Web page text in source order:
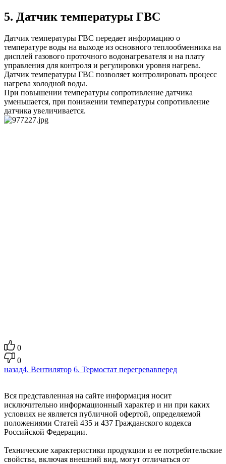
5. Датчик температуры ГВС
Датчик температуры ГВС передает информацию о
температуре воды на выходе из основного теплообменника на
дисплей газового проточного водонагревателя и на плату
управления для контроля и регулировки уровня нагрева.
Датчик температуры ГВС позволяет контролировать процесс
нагрева холодной воды.
При повышении температуры сопротивление датчика
уменьшается, при понижении температуры сопротивление
датчика увеличивается.
0
0
назад4. Вентилятор 6. Термостат перегревавперед
Вся представленная на сайте информация носит
исключительно информационный характер и ни при каких
условиях не является публичной офертой, определяемой
положениями Статей 435 и 437 Гражданского кодекса
Российской Федерации.
Технические характеристики продукции и ее потребительские
свойства, включая внешний вид, могут отличаться от